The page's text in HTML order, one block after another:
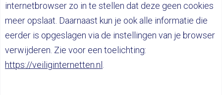
internetbrowser zo in te stellen dat deze geen cookies
meer opslaat. Daarnaast kun je ook alle informatie die
eerder is opgeslagen via de instellingen van je browser
verwijderen. Zie voor een toelichting:
https://veiliginternetten.nl